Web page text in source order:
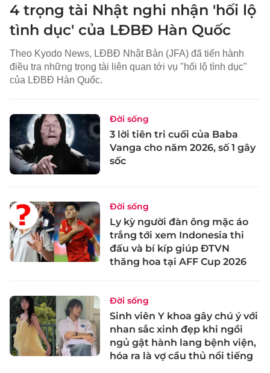
4 trọng tài Nhật nghi nhận 'hối lộ
tình dục' của LĐBĐ Hàn Quốc
Theo Kyodo News, LĐBĐ Nhật Bản (JFA) đã tiến hành
điều tra những trọng tài liên quan tới vụ "hối lộ tình dục"
của LĐBĐ Hàn Quốc.
Đời sống
3 lời tiên tri cuối của Baba
Vanga cho năm 2026, số 1 gây
sốc
Đời sống
Ly kỳ người đàn ông mặc áo
trắng tới xem Indonesia thi
đấu và bí kíp giúp ĐTVN
thăng hoa tại AFF Cup 2026
Đời sống
Sinh viên Y khoa gây chú ý với
nhan sắc xinh đẹp khi ngồi
ngủ gật hành lang bệnh viện,
hóa ra là vợ cầu thủ nổi tiếng